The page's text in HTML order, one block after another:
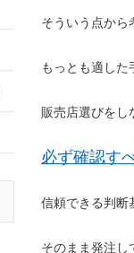
そういう点から
もっとも適した
販売店選びをし
必ず確認す
信頼できる判断
そのまま発注し